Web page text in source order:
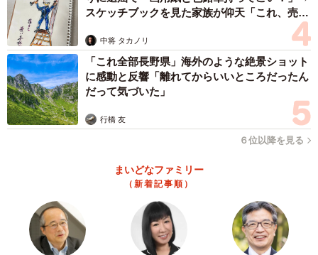
に夫に接しているようで、おはよう、いってらっしゃい、
おやすみ、など日常生活での会話は、謎の微笑を浮かべな
がら行っているようです。逆に怖いですよね」
――反撃を聞いたとき、トリッシュさんはどんなリアクシ
ョンを？
「年に数回こんな出来事がある妹夫婦なので、またか！と
爆笑しつつ、“その反撃はパーフェクトや！”と話しました」
――トリッシュさんの投稿にも、たくさんの声が届きまし
た。
スケッチブックを見た家族が仰天「これ、売れ
中将 タカノリ
「これ全部長野県」海外のような絶景ショット
に感動と反響「離れてからいいところだったん
だって気づいた」
行橋 友
６位以降を見る
まいどなファミリー
（新着記事順）